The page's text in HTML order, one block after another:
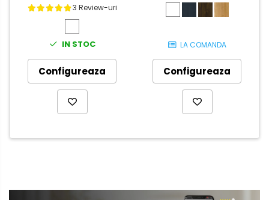
3 Review-uri
IN STOC
Configureaza
LA COMANDA
Configureaza